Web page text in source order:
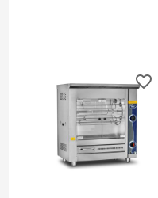
favorite_border